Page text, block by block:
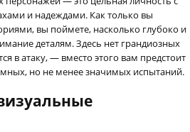
и надеждами. Как только вы
вы поймете, насколько глубоко и
деталям. Здесь нет грандиозных
в атаку, — вместо этого вам предстоит
но не менее значимых испытаний.